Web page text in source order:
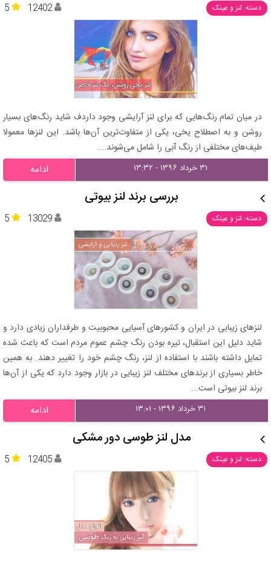
دسته: لنز و عینک 5 12402
در میان تمام رنگ‌هایی که برای لنز آرایشی وجود داردف شاید رنگ‌های بسیار
روشن و به اصطلاح یخی، یکی از متفاوت‌ترین آن‌ها باشد. این لنزها معمولا
طیف‌های مختلفی از رنگ آبی را شامل می‌شوند....
۳۱ خرداد ۱۳۹۶ - ۱۳:۳۲ ادامه
بررسی برند لنز بیوتی
دسته: لنز و عینک 5 13029
لنزهای زیبایی در ایران و کشورهای آسیایی محبوبیت و طرفداران زیادی دارد و
شاید دلیل این استقبال، تیره بودن رنگ چشم عموم مردم است که باعث شده
تمایل داشته باشند با استفاده از لنز، رنگ چشم خود را تغییر دهند. به همین
خاطر بسیاری از برندهای مختلف لنز زیبایی در بازار وجود دارد که یکی از آن‌ها
برند لنز بیوتی است...
۳۱ خرداد ۱۳۹۶ - ۱۳:۰۱ ادامه
مدل لنز طوسی دور مشکی
دسته: لنز و عینک 5 12405